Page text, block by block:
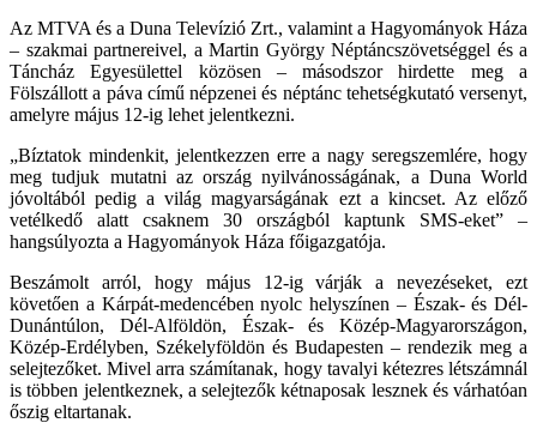
Az MTVA és a Duna Televízió Zrt., valamint a Hagyományok Háza
– szakmai partnereivel, a Martin György Néptáncszövetséggel és a
Táncház Egyesülettel közösen – másodszor hirdette meg a
Fölszállott a páva című népzenei és néptánc tehetségkutató versenyt,
amelyre május 12-ig lehet jelentkezni.
„Bíztatok mindenkit, jelentkezzen erre a nagy seregszemlére, hogy
meg tudjuk mutatni az ország nyilvánosságának, a Duna World
jóvoltából pedig a világ magyarságának ezt a kincset. Az előző
vetélkedő alatt csaknem 30 országból kaptunk SMS-eket” –
hangsúlyozta a Hagyományok Háza főigazgatója.
Beszámolt arról, hogy május 12-ig várják a nevezéseket, ezt
követően a Kárpát-medencében nyolc helyszínen – Észak- és Dél-
Dunántúlon, Dél-Alföldön, Észak- és Közép-Magyarországon,
Közép-Erdélyben, Székelyföldön és Budapesten – rendezik meg a
selejtezőket. Mivel arra számítanak, hogy tavalyi kétezres létszámnál
is többen jelentkeznek, a selejtezők kétnaposak lesznek és várhatóan
őszig eltartanak.